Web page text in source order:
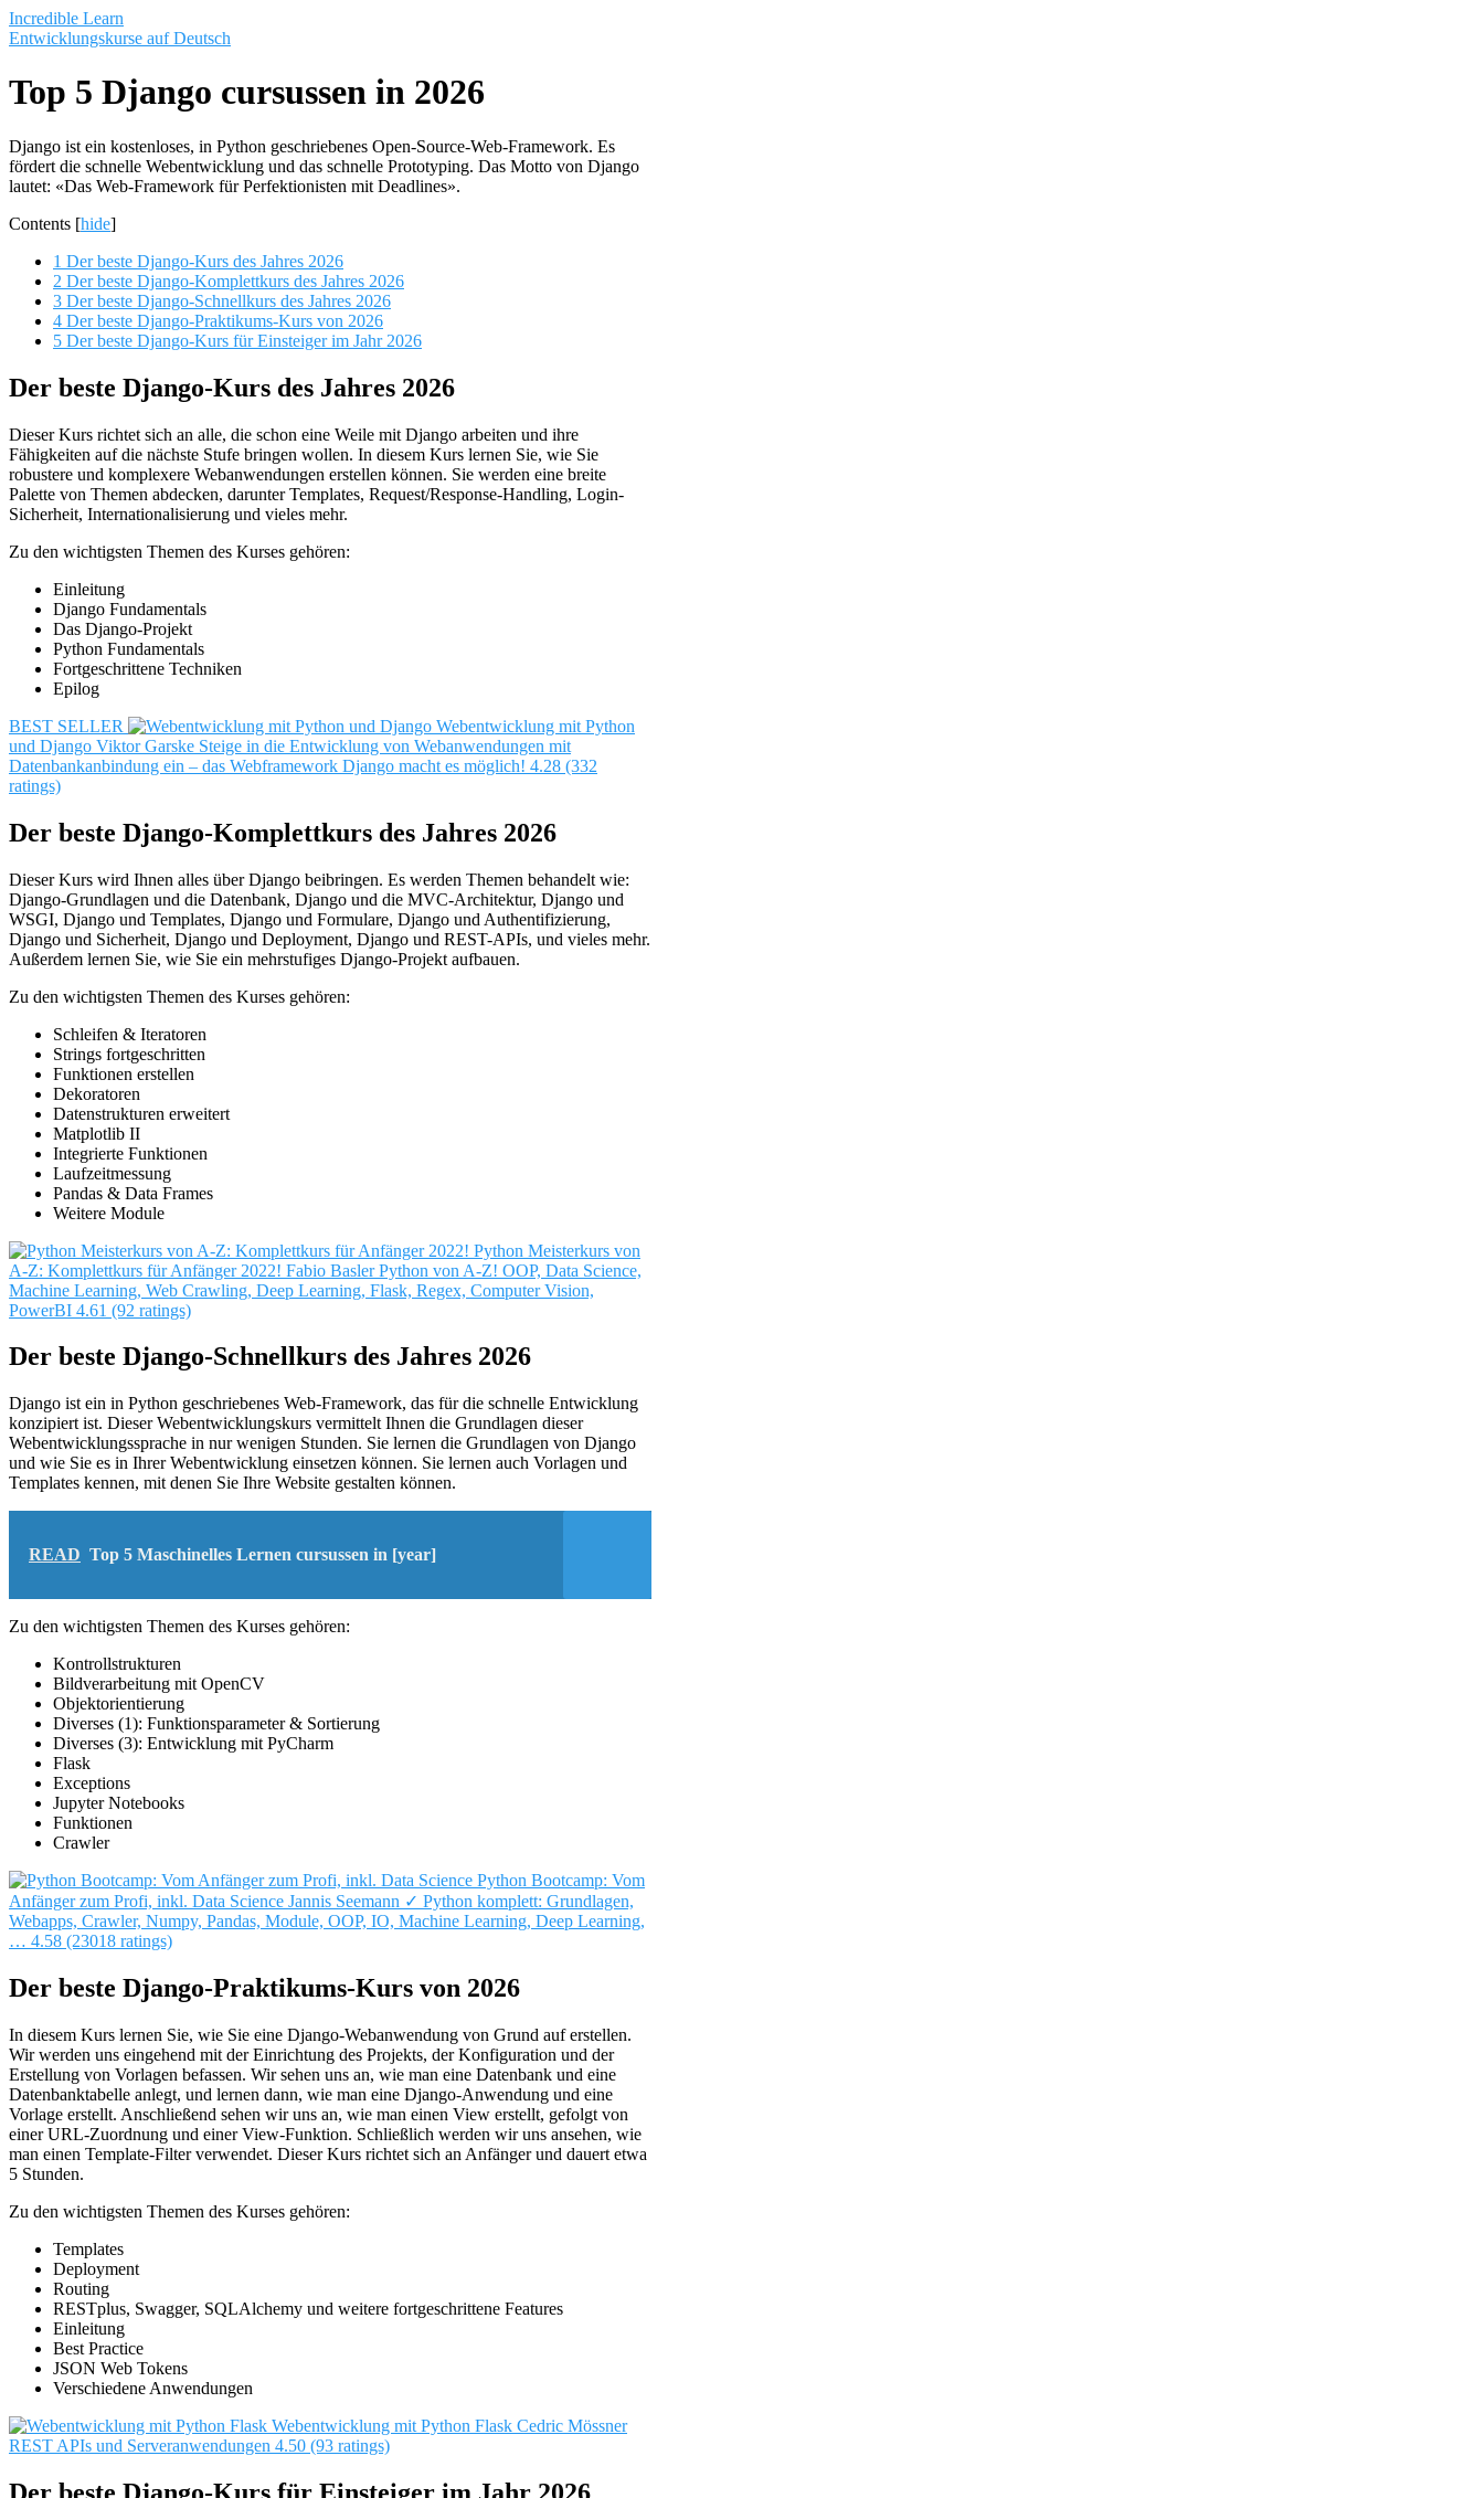
Saltar
al
Incredible Learn
Entwicklungskurse auf Deutsch
Top 5 Django cursussen in 2026
Django ist ein kostenloses, in Python geschriebenes Open-Source-Web-Framework. Es
fördert die schnelle Webentwicklung und das schnelle Prototyping. Das Motto von Django
lautet: «Das Web-Framework für Perfektionisten mit Deadlines».
Contents [hide]
1 Der beste Django-Kurs des Jahres 2026
2 Der beste Django-Komplettkurs des Jahres 2026
3 Der beste Django-Schnellkurs des Jahres 2026
4 Der beste Django-Praktikums-Kurs von 2026
5 Der beste Django-Kurs für Einsteiger im Jahr 2026
Der beste Django-Kurs des Jahres 2026
Dieser Kurs richtet sich an alle, die schon eine Weile mit Django arbeiten und ihre
Fähigkeiten auf die nächste Stufe bringen wollen. In diesem Kurs lernen Sie, wie Sie
robustere und komplexere Webanwendungen erstellen können. Sie werden eine breite
Palette von Themen abdecken, darunter Templates, Request/Response-Handling, Login-
Sicherheit, Internationalisierung und vieles mehr.
Zu den wichtigsten Themen des Kurses gehören:
Einleitung
Django Fundamentals
Das Django-Projekt
Python Fundamentals
Fortgeschrittene Techniken
Epilog
BEST SELLER
Webentwicklung mit Python
und Django Viktor Garske Steige in die Entwicklung von Webanwendungen mit
Datenbankanbindung ein – das Webframework Django macht es möglich! 4.28 (332
ratings)
Der beste Django-Komplettkurs des Jahres 2026
Dieser Kurs wird Ihnen alles über Django beibringen. Es werden Themen behandelt wie:
Django-Grundlagen und die Datenbank, Django und die MVC-Architektur, Django und
WSGI, Django und Templates, Django und Formulare, Django und Authentifizierung,
Django und Sicherheit, Django und Deployment, Django und REST-APIs, und vieles mehr.
Außerdem lernen Sie, wie Sie ein mehrstufiges Django-Projekt aufbauen.
Zu den wichtigsten Themen des Kurses gehören:
Schleifen & Iteratoren
Strings fortgeschritten
Funktionen erstellen
Dekoratoren
Datenstrukturen erweitert
Matplotlib II
Integrierte Funktionen
Laufzeitmessung
Pandas & Data Frames
Weitere Module
Python Meisterkurs von
A-Z: Komplettkurs für Anfänger 2022! Fabio Basler Python von A-Z! OOP, Data Science,
Machine Learning, Web Crawling, Deep Learning, Flask, Regex, Computer Vision,
PowerBI 4.61 (92 ratings)
Der beste Django-Schnellkurs des Jahres 2026
Django ist ein in Python geschriebenes Web-Framework, das für die schnelle Entwicklung
konzipiert ist. Dieser Webentwicklungskurs vermittelt Ihnen die Grundlagen dieser
Webentwicklungssprache in nur wenigen Stunden. Sie lernen die Grundlagen von Django
und wie Sie es in Ihrer Webentwicklung einsetzen können. Sie lernen auch Vorlagen und
Templates kennen, mit denen Sie Ihre Website gestalten können.
READ Top 5 Maschinelles Lernen cursussen in [year]
Zu den wichtigsten Themen des Kurses gehören:
Kontrollstrukturen
Bildverarbeitung mit OpenCV
Objektorientierung
Diverses (1): Funktionsparameter & Sortierung
Diverses (3): Entwicklung mit PyCharm
Flask
Exceptions
Jupyter Notebooks
Funktionen
Crawler
Python Bootcamp: Vom
Anfänger zum Profi, inkl. Data Science Jannis Seemann ✓ Python komplett: Grundlagen,
Webapps, Crawler, Numpy, Pandas, Module, OOP, IO, Machine Learning, Deep Learning,
… 4.58 (23018 ratings)
Der beste Django-Praktikums-Kurs von 2026
In diesem Kurs lernen Sie, wie Sie eine Django-Webanwendung von Grund auf erstellen.
Wir werden uns eingehend mit der Einrichtung des Projekts, der Konfiguration und der
Erstellung von Vorlagen befassen. Wir sehen uns an, wie man eine Datenbank und eine
Datenbanktabelle anlegt, und lernen dann, wie man eine Django-Anwendung und eine
Vorlage erstellt. Anschließend sehen wir uns an, wie man einen View erstellt, gefolgt von
einer URL-Zuordnung und einer View-Funktion. Schließlich werden wir uns ansehen, wie
man einen Template-Filter verwendet. Dieser Kurs richtet sich an Anfänger und dauert etwa
5 Stunden.
Zu den wichtigsten Themen des Kurses gehören:
Templates
Deployment
Routing
RESTplus, Swagger, SQLAlchemy und weitere fortgeschrittene Features
Einleitung
Best Practice
JSON Web Tokens
Verschiedene Anwendungen
Webentwicklung mit Python Flask Cedric Mössner
REST APIs und Serveranwendungen 4.50 (93 ratings)